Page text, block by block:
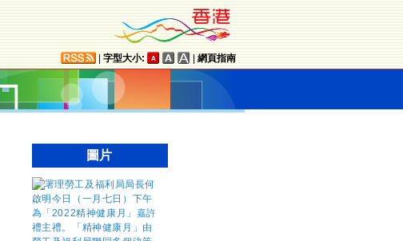
字型大小: 網頁指南
圖片